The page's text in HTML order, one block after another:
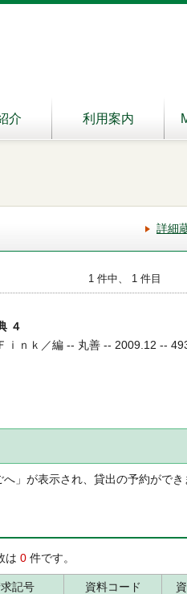
介 利用案内
詳細
1 件中、 1 件目
４
ｉｎｋ／編 -- 丸善 -- 2009.12 --
」が表示され、貸出の予約ができ
は 0 件です。
記号 資料コード